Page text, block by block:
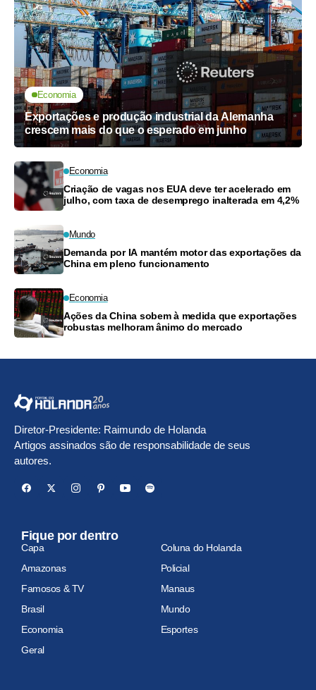
Economia
Exportações e produção industrial da Alemanha
crescem mais do que o esperado em junho
Economia
Criação de vagas nos EUA deve ter acelerado em
julho, com taxa de desemprego inalterada em 4,2%
Mundo
Demanda por IA mantém motor das exportações da
China em pleno funcionamento
Economia
Ações da China sobem à medida que exportações
robustas melhoram ânimo do mercado
Diretor-Presidente: Raimundo de Holanda
Artigos assinados são de responsabilidade de seus
autores.
Fique por dentro
Capa
Coluna do Holanda
Amazonas
Policial
Famosos & TV
Manaus
Brasil
Mundo
Economia
Esportes
Geral